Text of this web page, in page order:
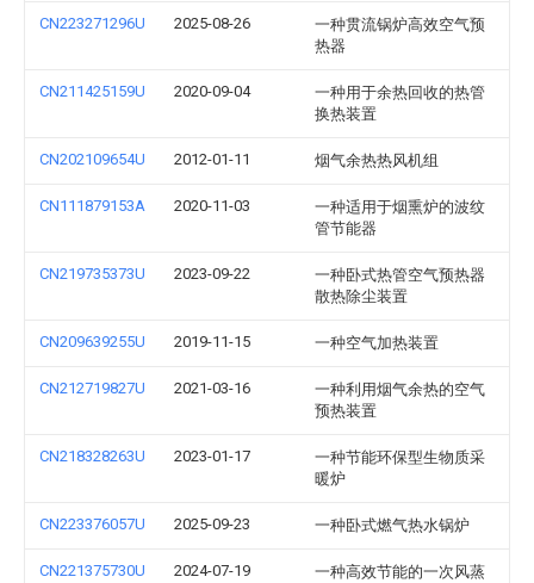
CN223271296U 2025-08-26
一种贯流锅炉高效空气预
热器
CN211425159U 2020-09-04
一种用于余热回收的热管
换热装置
CN202109654U 2012-01-11 烟气余热热风机组
CN111879153A 2020-11-03
一种适用于烟熏炉的波纹
管节能器
CN219735373U 2023-09-22
一种卧式热管空气预热器
散热除尘装置
CN209639255U 2019-11-15 一种空气加热装置
CN212719827U 2021-03-16
一种利用烟气余热的空气
预热装置
CN218328263U 2023-01-17
一种节能环保型生物质采
暖炉
CN223376057U 2025-09-23 一种卧式燃气热水锅炉
CN221375730U 2024-07-19
一种高效节能的一次风蒸